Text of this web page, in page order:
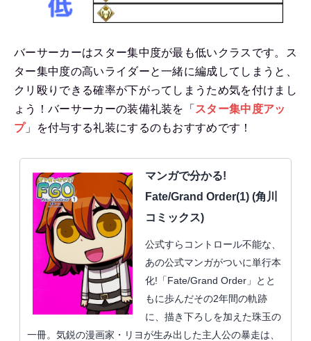
バーサーカーはスター集中度が最も低いクラスです。ス
ター集中度の高いライダーと一緒に編成してしまうと、
クリ殴りできる確率が下がってしまうため気を付けまし
ょう！バーサーカーの装備礼装を「 スター集中度アッ
プ」を付与する礼装にするのもおすすめです！
マンガで分かる!
Fate/Grand Order(1) (角川
コミックス)
公式すらコントロール不能な、
あの公式マンガがついに単行本
化!「Fate/Grand Order」とと
もに歩んだその2年間の軌跡
に、描き下ろしを加えた珠玉の
一冊。気鋭の漫画家・リヨが生み出した主人公の暴走は、